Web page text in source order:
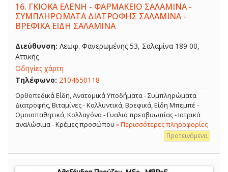
16. ΓΚΙΟΚΑ ΕΛΕΝΗ - ΦΑΡΜΑΚΕΙΟ ΣΑΛΑΜΙΝΑ -
ΣΥΜΠΛΗΡΩΜΑΤΑ ΔΙΑΤΡΟΦΗΣ ΣΑΛΑΜΙΝΑ -
ΒΡΕΦΙΚΑ ΕΙΔΗ ΣΑΛΑΜΙΝΑ
Διεύθυνση: Λεωφ. Φανερωμένης 53, Σαλαμίνα 189 00,
Αττικής
Οδηγίες χάρτη
Τηλέφωνο: 2104650118
Ορθοπεδικά Είδη, Ανατομικά Υποδήματα - Συμπληρώματα
Διατροφής, Βιταμίνες - Καλλυντικά, Βρεφικά, Είδη Μπεμπέ -
Ομοιοπαθητικά, Κολλαγόνα - Γυαλιά πρεσβυωπίας - Ιατρικά
αναλώσιμα - Κρέμες προσώπου » Περισσότερες πληροφορίες
Προτεινόμενα